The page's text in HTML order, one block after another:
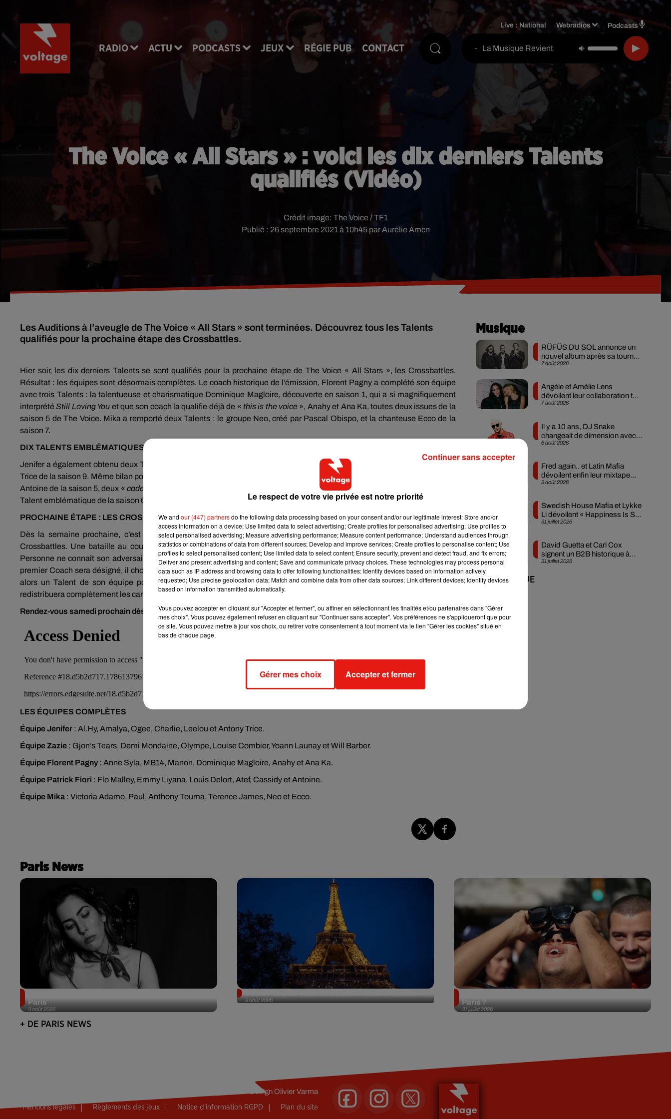
RADIO ACTU PODCASTS JEUX RÉGIE PUB CONTACT
Live : National Webradios Podcasts
- La Musique Revient
The Voice « All Stars » : voici les dix derniers Talents
qualifiés (Vidéo)
Publié : 26 septembre 2021 à 10h45 par Aurélie Amcn
Crédit image: The Voice / TF1
Les Auditions à l’aveugle de The Voice « All Stars » sont terminées. Découvrez tous les Talents
Hier soir, les dix derniers Talents se sont qualifiés pour la prochaine étape de The Voice « All Stars », les Crossbattles.
Résultat : les équipes sont désormais complètes. Le coach historique de l’émission, Florent Pagny a complété son équipe
avec trois Talents : la talentueuse et charismatique Dominique Magloire, découverte en saison 1, qui a si magnifiquement
interprétéStill Loving You et que son coach la qualifie déjà de « this is the voice », Anahy et Ana Ka, toutes deux issues de la
saison 5 de The Voice. Mika a remporté deux Talents : le groupe Neo, créé par Pascal Obispo, et la chanteuse Ecco de la
saison 7.
DIX TALENTS EMBLÉMATIQUES DE THE VOICE
Jenifer a également obtenu deux Talents : la jeune Leelou de The Voice Kids 4 accompagnée de son violoncelle et Antony
Trice de la saison 9. Même bilan pour Patrick Fiori avec deux nouvelles Voix pour son équipe : Cassidy de The Voice Kids 4 et
Antoine de la saison 5, deux «cadeaux
» auxquels le coach ne s’attendait pas. Enfin, de son côté, Zazie a ajouté Will Barber,
Talent emblématique de la saison 6 devenu une immense star du rock à l’international, à son équipe.
PROCHAINE ÉTAPE : LES CROSSBATTLES
Dès la semaine prochaine, c’est le retour d’une étape décisive (et redoutée !) pour les Talents et les Coachs : les
Crossbattles. Une bataille au cours de laquelle les Talents d’une équipe vont affronter les Talents d’une autre équipe.
Personne ne connaît son adversaire avant l’heure fatidique. Petit rappel des règles du jeu : avant chaque Crossbattle, un
premier Coach sera désigné, il choisira un Talent de son équipe pour défier un autre Coach de son choix, celui-ci nommera
alors un Talent de son équipe pour la Crossbattle. C’est ensuite le public qui choisira le vainqueur de la bataille et
redistribuera complètement les cartes de l’aventure.
Rendez-vous samedi prochain dès 21 h 05 sur TF1 avec Nikos Aliagas.
LES ÉQUIPES COMPLÈTES
Équipe Jenifer : Al.Hy, Amalya, Ogee, Charlie, Leelou et Antony Trice.
Équipe Zazie : Gjon’s Tears, Demi Mondaine, Olympe, Louise Combier, Yoann Launay et Will Barber.
Équipe Florent Pagny : Anne Syla, MB14, Manon, Dominique Magloire, Anahy et Ana Ka.
Équipe Patrick Fiori : Flo Malley, Emmy Liyana, Louis Delort, Atef, Cassidy et Antoine.
Équipe Mika : Victoria Adamo, Paul, Anthony Touma, Terence James, Neo et Ecco.
Musique
7 août 2026
RÜFÜS DU SOL annonce un
nouvel album après sa tournée
mondiale
7 août 2026
Angèle et Amélie Lens
dévoilent leur collaboration tant
attendue
6 août 2026
Il y a 10 ans, DJ Snake
changeait de dimension avec
son premier...
3 août 2026
Fred again.. et Latin Mafia
dévoilent enfin leur mixtape
créée en...
31 juillet 2026
Swedish House Mafia et Lykke
Li dévoilent « Happiness Is So
Sad »
31 juillet 2026
David Guetta et Carl Cox
signent un B2B historique à
Ibiza
+ DE MUSIQUE
Paris News
3 août 2026
Paris
3 août 2026
31 juillet 2026
Paris ?
+ DE PARIS NEWS
DesignOlivier Varma
Mentions légales Règlements des jeux Notice d’information RGPD Plan du site
Le respect de votre vie privée est notre priorité
We and our (447) partnersdo the following data processing based on your consent and/or our legitimate interest: Store and/or
access information on a device; Use limited data to select advertising; Create profiles for personalised advertising; Use profiles to
select personalised advertising; Measure advertising performance; Measure content performance; Understand audiences through
statistics or combinations of data from different sources; Develop and improve services; Create profiles to personalise content; Use
profiles to select personalised content; Use limited data to select content; Ensure security, prevent and detect fraud, and fix errors;
Deliver and present advertising and content; Save and communicate privacy choices. These technologies may process personal
data such as IP address and browsing data to offer following functionalities: Identify devices based on information actively
requested; Use precise geolocation data; Match and combine data from other data sources; Link different devices; Identify devices
based on information transmitted automatically.
Vous pouvez accepter en cliquant sur "Accepter et fermer", ou affiner en sélectionnant les finalités et/ou partenaires dans "Gérer
mes choix". Vous pouvez également refuser en cliquant sur "Continuer sans accepter". Vos préférences ne s'appliqueront que pour
ce site. Vous pouvez mettre à jour vos choix, ou retirer votre consentement à tout moment via le lien "Gérer les cookies" situé en
bas de chaque page.
Gérer mes choix Accepter et fermer
Continuer sans accepter